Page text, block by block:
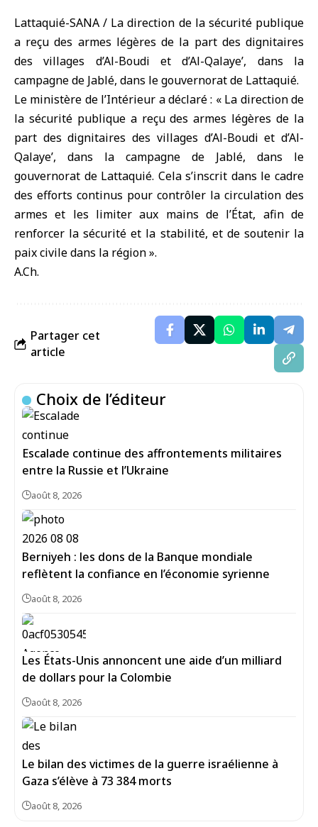
Lattaquié-SANA / La direction de la sécurité publique
a reçu des armes légères de la part des dignitaires
des villages d’Al-Boudi et d’Al-Qalaye’, dans la
campagne de Jablé, dans le gouvernorat de Lattaquié.
Le ministère de l’Intérieur a déclaré : « La direction de
la sécurité publique a reçu des armes légères de la
part des dignitaires des villages d’Al-Boudi et d’Al-
Qalaye’, dans la campagne de Jablé, dans le
gouvernorat de Lattaquié. Cela s’inscrit dans le cadre
des efforts continus pour contrôler la circulation des
armes et les limiter aux mains de l’État, afin de
renforcer la sécurité et la stabilité, et de soutenir la
paix civile dans la région ».
A.Ch.
Partager cet
article
Choix de l’éditeur
Escalade continue des affrontements militaires
entre la Russie et l’Ukraine
août 8, 2026
Berniyeh : les dons de la Banque mondiale
reflètent la confiance en l’économie syrienne
août 8, 2026
Les États-Unis annoncent une aide d’un milliard
de dollars pour la Colombie
août 8, 2026
Le bilan des victimes de la guerre israélienne à
Gaza s’élève à 73 384 morts
août 8, 2026